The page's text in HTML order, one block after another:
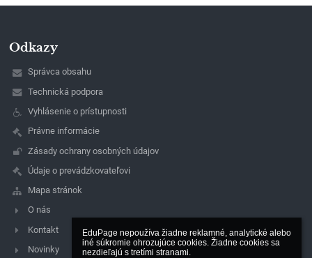
EduPage nepoužíva žiadne reklamné, analytické alebo
iné súkromie ohrozujúce cookies. Žiadne cookies sa
nezdieľajú s tretími stranami.
Odkazy
Správca obsahu
Technická podpora
Vyhlásenie o prístupnosti
Právne informácie
Zásady ochrany osobných údajov
Údaje o prevádzkovateľovi
Mapa stránok
O nás
Kontakt
Novinky